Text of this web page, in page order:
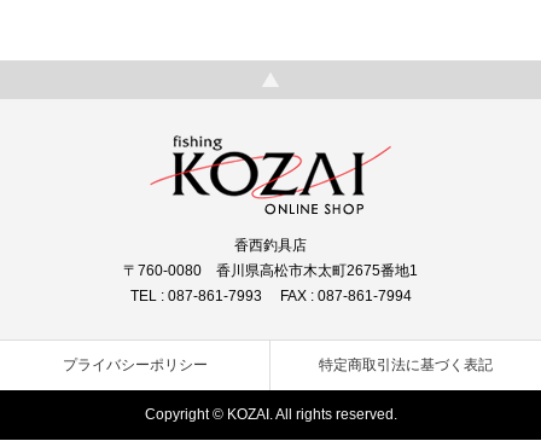
香西釣具店
〒760-0080 香川県高松市木太町2675番地1
TEL : 087-861-7993 FAX : 087-861-7994
プライバシーポリシー 特定商取引法に基づく表記
Copyright © KOZAI. All rights reserved.